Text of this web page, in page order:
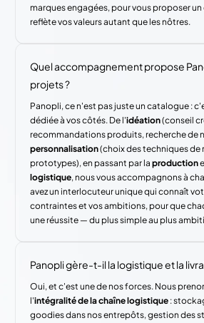
marques engagées, pour vous proposer
reflète vos valeurs autant que les nôtres.
Quel accompagnement propose
projets ?
Panopli, ce n'est pas juste un catalogue :
dédiée à vos côtés. De l'idéation(conseil
recommandations produits, recherche de
personnalisation(choix des techniques de
prototypes), en passant par laproduction
logistique, nous vous accompagnons à
avez un interlocuteur unique qui connaît
contraintes et vos ambitions, pour que
une réussite — du plus simple au plus
Panopli gère-t-il la logistique et la
Oui, et c'est une de nos forces. Nous
l'intégralité de la chaîne logistique :
goodies dans nos entrepôts, gestion des